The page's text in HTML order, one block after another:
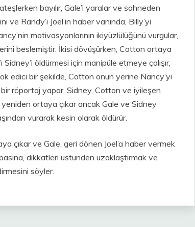
bayılır, Gale’i yaralar ve sahneden
ve Randy’i Joel’in haber vanında, Billy’yi
motivasyonlarının ikiyüzlülüğünü vurgular,
beslemiştir. İkisi dövüşürken, Cotton ortaya
öldürmesi için manipüle etmeye çalışır,
edici bir şekilde, Cotton onun yerine Nancy’yi
röportaj yapar. Sidney, Cotton ve iyileşen
ortaya çıkar ancak Gale ve Sidney
vurarak kesin olarak öldürür.
çıkar ve Gale, geri dönen Joel’a haber vermek
dikkatleri üstünden uzaklaştırmak ve
söyler.